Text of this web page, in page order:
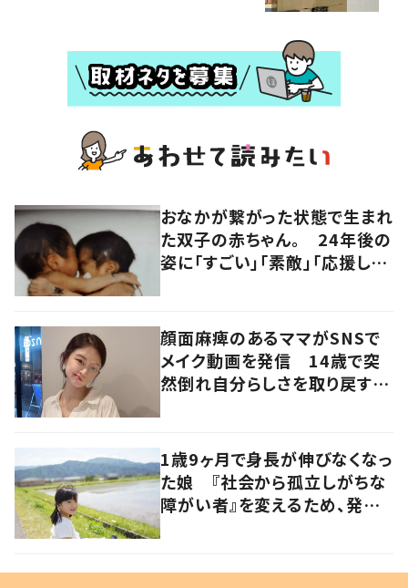
おなかが繋がった状態で生まれ
た双子の赤ちゃん。 24年後の
姿に「すごい」「素敵」「応援して
顔面麻痺のあるママがSNSで
メイク動画を発信 14歳で突
然倒れ自分らしさを取り戻すま
1歳9ヶ月で身長が伸びなくなっ
た娘 『社会から孤立しがちな
障がい者』を変えるため、発信